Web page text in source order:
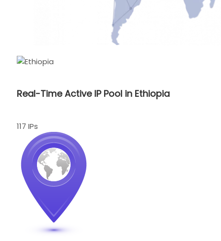
Real-Time Active IP Pool in Ethiopia
117 IPs